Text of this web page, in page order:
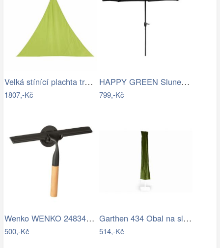
Velká stínící plachta trojcípá 4m
1807,-Kč
HAPPY GREEN Slunečník s kličkou 230 cm,…
799,-Kč
Wenko WENKO 24834100 - Stěrka BAMBUSa…
500,-Kč
Garthen 434 Obal na slunečník s…
514,-Kč